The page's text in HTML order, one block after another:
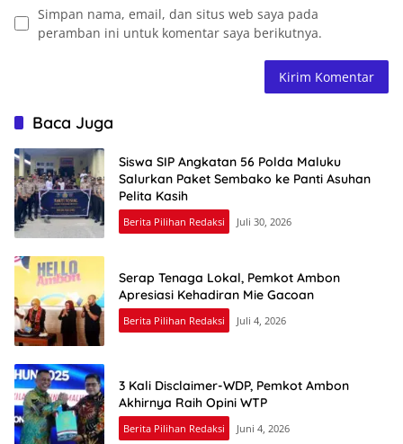
Simpan nama, email, dan situs web saya pada
peramban ini untuk komentar saya berikutnya.
Baca Juga
Siswa SIP Angkatan 56 Polda Maluku
Salurkan Paket Sembako ke Panti Asuhan
Pelita Kasih
Berita Pilihan Redaksi Juli 30, 2026
Serap Tenaga Lokal, Pemkot Ambon
Apresiasi Kehadiran Mie Gacoan
Berita Pilihan Redaksi Juli 4, 2026
3 Kali Disclaimer-WDP, Pemkot Ambon
Akhirnya Raih Opini WTP
Berita Pilihan Redaksi Juni 4, 2026